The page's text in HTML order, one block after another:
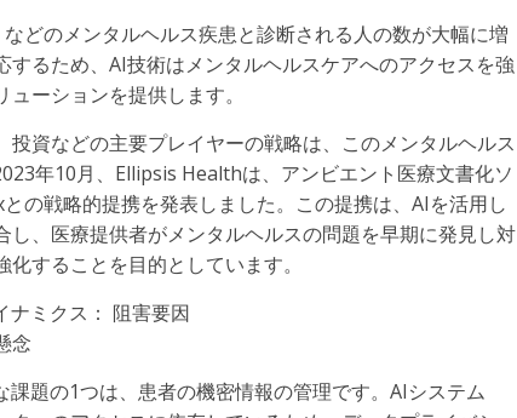
どのメンタルヘルス疾患と診断される人の数が大幅に増
るため、AI技術はメンタルヘルスケアへのアクセスを強
ーションを提供します。
資などの主要プレイヤーの戦略は、このメンタルヘルス
年10月、Ellipsis Healthは、アンビエント医療文書化ソ
の戦略的提携を発表しました。この提携は、AIを活用し
、医療提供者がメンタルヘルスの問題を早期に発見し対
することを目的としています。
ナミクス： 阻害要因
念
題の1つは、患者の機密情報の管理です。AIシステム